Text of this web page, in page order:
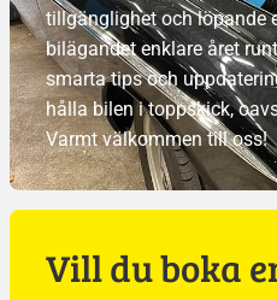
tillgänglighet och löpande
bilägandet enklare året
smarta tips och
hålla bilen i toppskick,
Varmt välkommen till oss!
Vill du boka